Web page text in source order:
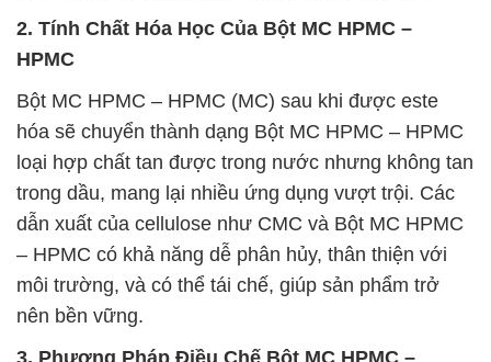
2. Tính Chất Hóa Học Của Bột MC HPMC –
HPMC
Bột MC HPMC – HPMC (MC) sau khi được este
hóa sẽ chuyển thành dạng Bột MC HPMC – HPMC
loại hợp chất tan được trong nước nhưng không tan
trong dầu, mang lại nhiều ứng dụng vượt trội. Các
dẫn xuất của cellulose như CMC và Bột MC HPMC
– HPMC có khả năng dễ phân hủy, thân thiện với
môi trường, và có thể tái chế, giúp sản phẩm trở
nên bền vững.